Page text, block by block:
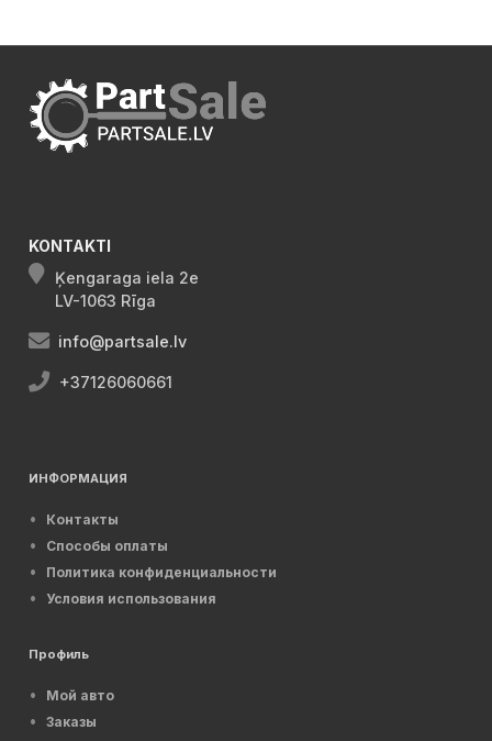
KONTAKTI
Ķengaraga iela 2e
LV-1063 Rīga
info@partsale.lv
+37126060661
ИНФОРМАЦИЯ
Контакты
Способы оплаты
Политика конфиденциальности
Условия использования
Профиль
Мой авто
Заказы